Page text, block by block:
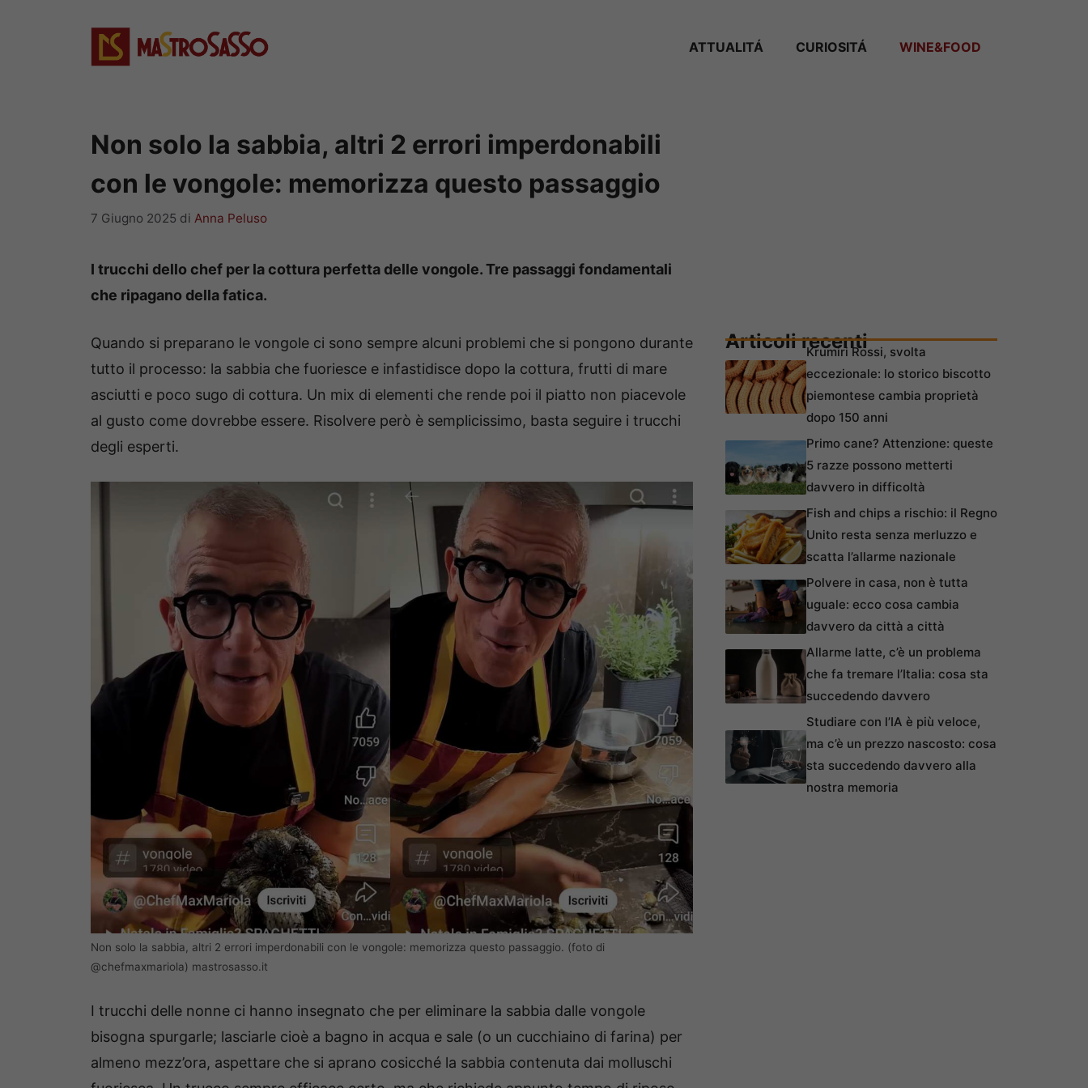
ATTUALITÁ CURIOSITÁ WINE&FOOD
Non solo la sabbia, altri 2 errori imperdonabili
con le vongole: memorizza questo passaggio
7 Giugno 2025 di Anna Peluso
I trucchi dello chef per la cottura perfetta delle vongole. Tre passaggi fondamentali
che ripagano della fatica.
Quando si preparano le vongole ci sono sempre alcuni problemi che si pongono durante
tutto il processo: la sabbia che fuoriesce e infastidisce dopo la cottura, frutti di mare
asciutti e poco sugo di cottura. Un mix di elementi che rende poi il piatto non piacevole
al gusto come dovrebbe essere. Risolvere però è semplicissimo, basta seguire i trucchi
degli esperti.
Non solo la sabbia, altri 2 errori imperdonabili con le vongole: memorizza questo passaggio. (foto di
@chefmaxmariola) mastrosasso.it
I trucchi delle nonne ci hanno insegnato che per eliminare la sabbia dalle vongole
bisogna spurgarle; lasciarle cioè a bagno in acqua e sale (o un cucchiaino di farina) per
almeno mezz’ora, aspettare che si aprano cosicché la sabbia contenuta dai molluschi
Articoli recentiKrumiri Rossi, svolta
eccezionale: lo storico biscotto
piemontese cambia proprietà
dopo 150 anni
Primo cane? Attenzione: queste
5 razze possono metterti
davvero in difficoltà
Fish and chips a rischio: il Regno
Unito resta senza merluzzo e
scatta l’allarme nazionale
Polvere in casa, non è tutta
uguale: ecco cosa cambia
davvero da città a città
Allarme latte, c’è un problema
che fa tremare l’Italia: cosa sta
succedendo davvero
Studiare con l’IA è più veloce,
ma c’è un prezzo nascosto: cosa
sta succedendo davvero alla
nostra memoria